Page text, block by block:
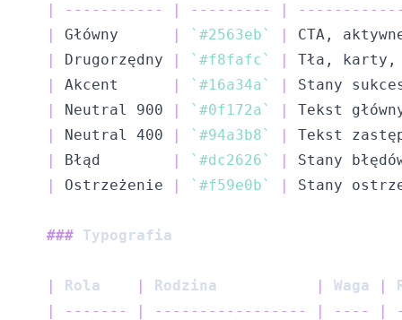
----------- ---------
Główny `#2563eb`
CTA,
Drugorzędny `#f8fafc`
Tła,
Akcent `#16a34a`
Stany
Neutral 900 `#0f172a`
Tekst
Neutral 400 `#94a3b8`
Tekst
Błąd `#dc2626`
Stany
Ostrzeżenie `#f59e0b` Stany
### Typografia
Rola Rodzina Waga
------- ----------------- ----